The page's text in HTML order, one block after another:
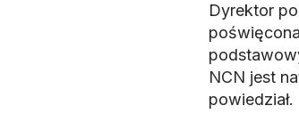
Dyrektor
NCN jest
powiedział.